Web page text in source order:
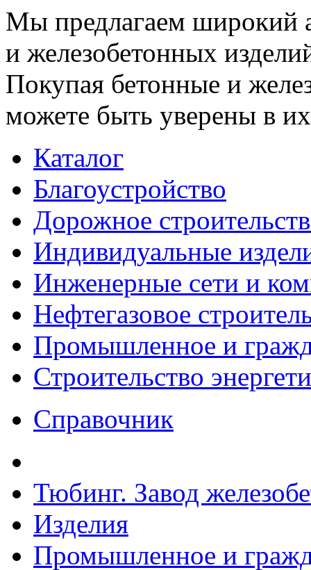
Мы предлагаем широкий
и железобетонных
Покупая бетонные и
можете быть уверены в их
Каталог
Благоустройство
Дорожное
Индивидуальные
Инженерные сети и
Нефтегазовое
Промышленное и
Строительство
Справочник
Тюбинг. Завод
Изделия
Промышленное и